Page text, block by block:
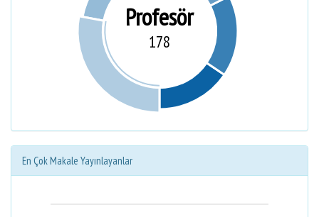
Profesör
178
En Çok Makale Yayınlayanlar